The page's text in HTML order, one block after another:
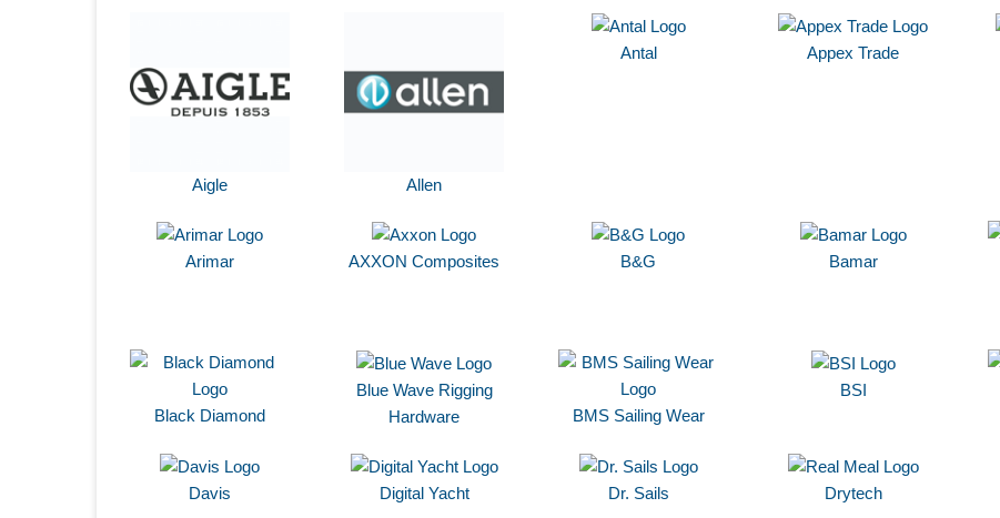
Aigle Allen
Antal Appex Trade
Arimar AXXON Composites B&G
Bamar
Black Diamond
Blue Wave Rigging
Hardware
BMS Sailing Wear
BSI
Davis Digital Yacht Dr. Sails Drytech